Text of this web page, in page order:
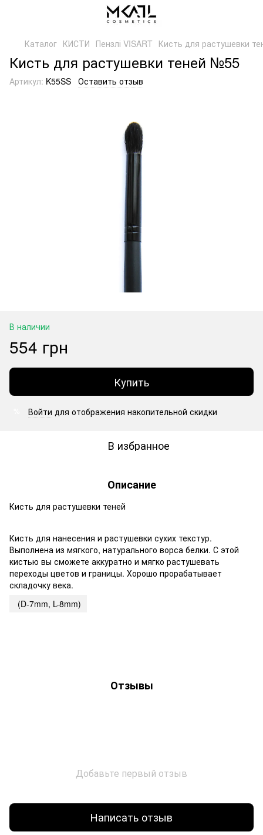
Каталог КИСТИ Пензлі VISART Кисть для растушевки
Кисть для растушевки теней №55
Артикул: K55SS Оставить отзыв
В наличии
554 грн
Купить
Войти для отображения накопительной скидки
В избранное
Описание
Кисть для растушевки теней
Кисть для нанесения и растушевки сухих текстур.
Выполнена из мягкого, натурального ворса белки. С этой
кистью вы сможете аккуратно и мягко растушевать
переходы цветов и границы. Хорошо прорабатывает
складочку века.
(D-7mm, L-8mm)
Отзывы
Добавьте первый отзыв
Написать отзыв